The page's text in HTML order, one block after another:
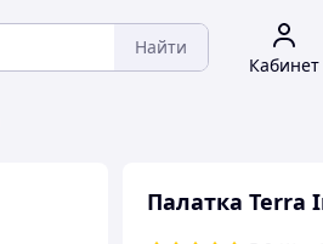
Найти
Кабинет
Палатка Terra